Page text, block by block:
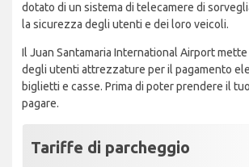
dotato di un sistema di telecamere di
la sicurezza degli utenti e dei loro veicoli.
Il Juan Santamaria International Airport
degli utenti attrezzature per il pagamento
biglietti e casse. Prima di poter prendere il
pagare.
Tariffe di parcheggio